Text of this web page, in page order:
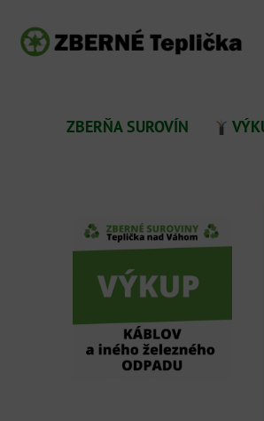
ZBERŇA SUROVÍN